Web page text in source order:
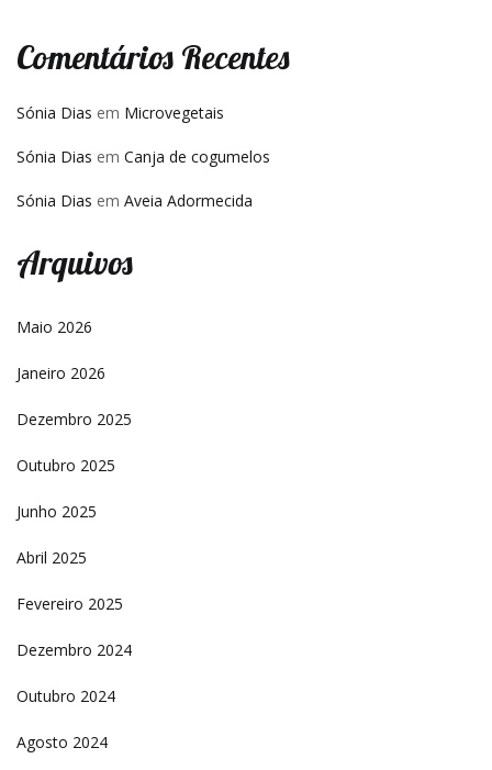
Comentários Recentes
Sónia Dias em Microvegetais
Sónia Dias em Canja de cogumelos
Sónia Dias em Aveia Adormecida
Arquivos
Maio 2026
Janeiro 2026
Dezembro 2025
Outubro 2025
Junho 2025
Abril 2025
Fevereiro 2025
Dezembro 2024
Outubro 2024
Agosto 2024